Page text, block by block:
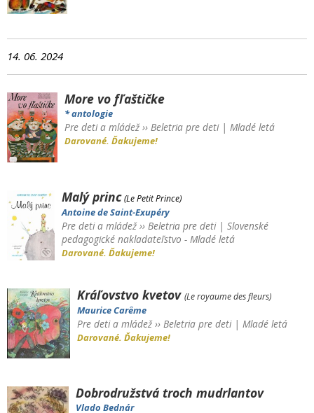
14. 06. 2024
More vo fľaštičke
* antologie
Pre deti a mládež ›› Beletria pre deti| Mladé letá
Darované. Ďakujeme!
Malý princ (Le Petit Prince)
Antoine de Saint-Exupéry
Pre deti a mládež ›› Beletria pre deti|Slovenské
pedagogické nakladateľstvo - Mladé letá
Darované. Ďakujeme!
Kráľovstvo kvetov (Le royaume des fleurs)
Maurice Carême
Pre deti a mládež ›› Beletria pre deti| Mladé letá
Darované. Ďakujeme!
Dobrodružstvá troch mudrlantov
Vlado Bednár